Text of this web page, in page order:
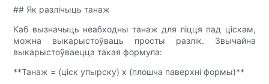
## Як разлічыць танаж
Каб вызначыць неабходны танаж для ліцця пад ціскам,
можна выкарыстоўваць просты разлік. Звычайна
выкарыстоўваецца такая формула:
**Танаж = (ціск упырску) х (плошча паверхні формы)**